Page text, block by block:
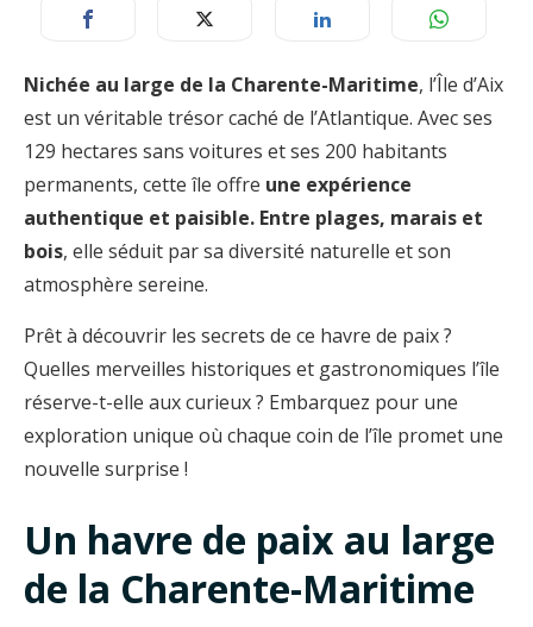
Nichée au large de la Charente-Maritime, l’Île d’Aix
est un véritable trésor caché de l’Atlantique. Avec ses
129 hectares sans voitures et ses 200 habitants
permanents, cette île offre une expérience
authentique et paisible. Entre plages, marais et
bois, elle séduit par sa diversité naturelle et son
atmosphère sereine.
Prêt à découvrir les secrets de ce havre de paix ?
Quelles merveilles historiques et gastronomiques l’île
réserve-t-elle aux curieux ? Embarquez pour une
exploration unique où chaque coin de l’île promet une
nouvelle surprise !
Un havre de paix au large
de la Charente-Maritime